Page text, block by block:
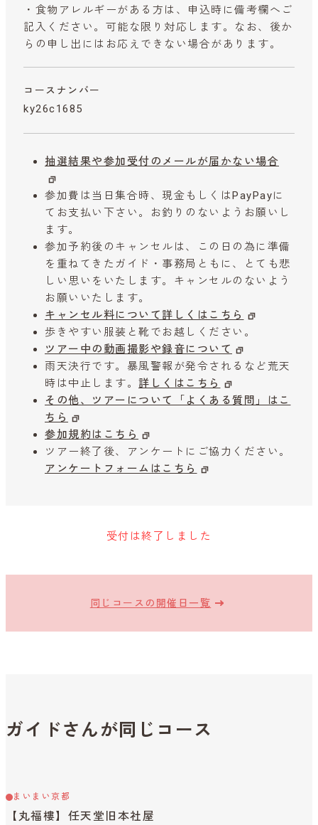
・食物アレルギーがある方は、申込時に備考欄へご
記入ください。可能な限り対応します。なお、後か
らの申し出にはお応えできない場合があります。
コースナンバー
ky26c1685
抽選結果や参加受付のメールが届かない場合
参加費は当日集合時、現金もしくはPayPayに
てお支払い下さい。お釣りのないようお願いし
ます。
参加予約後のキャンセルは、この日の為に準備
を重ねてきたガイド・事務局ともに、とても悲
しい思いをいたします。キャンセルのないよう
お願いいたします。
キャンセル料について詳しくはこちら
歩きやすい服装と靴でお越しください。
ツアー中の動画撮影や録音について
雨天決行です。暴風警報が発令されるなど荒天
時は中止します。 詳しくはこちら
その他、ツアーについて「よくある質問」はこ
ちら
参加規約はこちら
ツアー終了後、アンケートにご協力ください。
アンケートフォームはこちら
受付は終了しました
同じコースの開催日一覧
ガイドさんが同じコース
まいまい京都
【丸福樓】任天堂旧本社屋